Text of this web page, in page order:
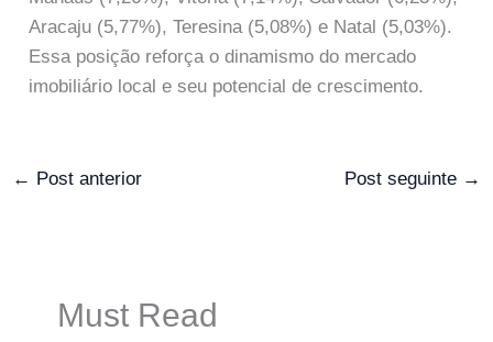
Aracaju (5,77%), Teresina (5,08%) e Natal (5,03%).
Essa posição reforça o dinamismo do mercado
imobiliário local e seu potencial de crescimento.
← Post anterior Post seguinte →
Must Read